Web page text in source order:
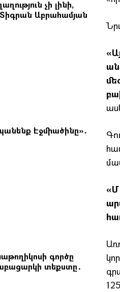
չի լինի,
Աբրահամյան
Էջմիածինը»․
գործը
տեքստը․